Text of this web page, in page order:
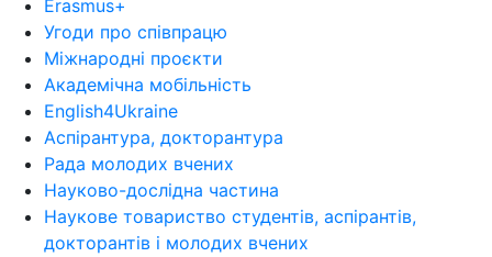
Erasmus+
Угоди про співпрацю
Міжнародні проєкти
Академічна мобільність
English4Ukraine
Аспірантура, докторантура
Рада молодих вчених
Науково-дослідна частина
Наукове товариство студентів, аспірантів,
докторантів і молодих вчених